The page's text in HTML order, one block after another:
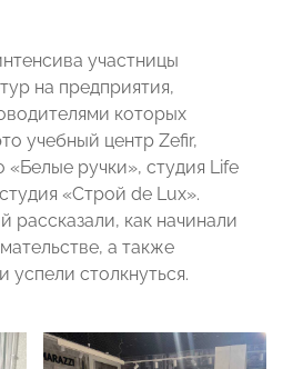
участницы
на предприятия,
которых
учебный центр Zefir,
ручки», студия Life
«Строй de Lux».
рассказали, как начинали
а также
успели столкнуться.